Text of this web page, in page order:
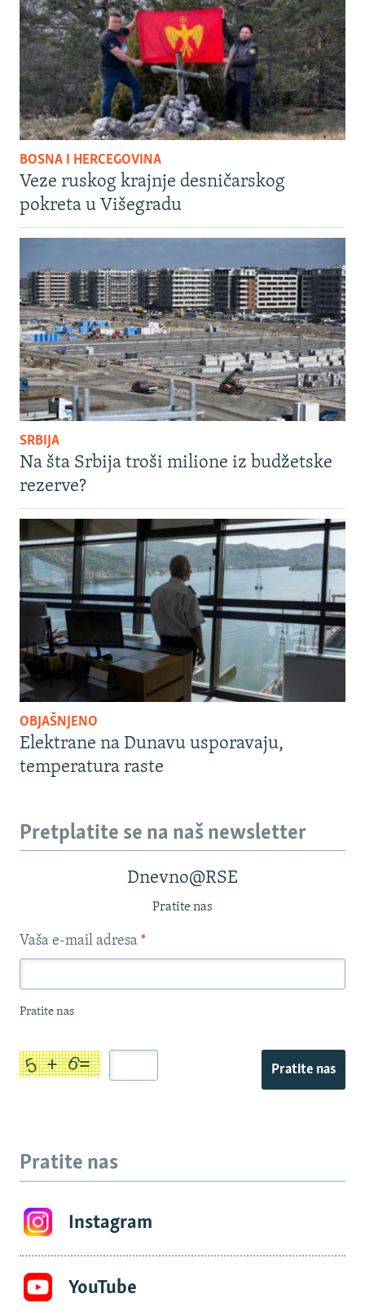
BOSNA I HERCEGOVINA
Veze ruskog krajnje desničarskog
pokreta u Višegradu
SRBIJA
Na šta Srbija troši milione iz budžetske
rezerve?
OBJAŠNJENO
Elektrane na Dunavu usporavaju,
temperatura raste
Pretplatite se na naš newsletter
Dnevno@RSE
Pratite nas
Vaša e-mail adresa *
Pratite nas
Pratite nas
Pratite nas
Instagram
YouTube